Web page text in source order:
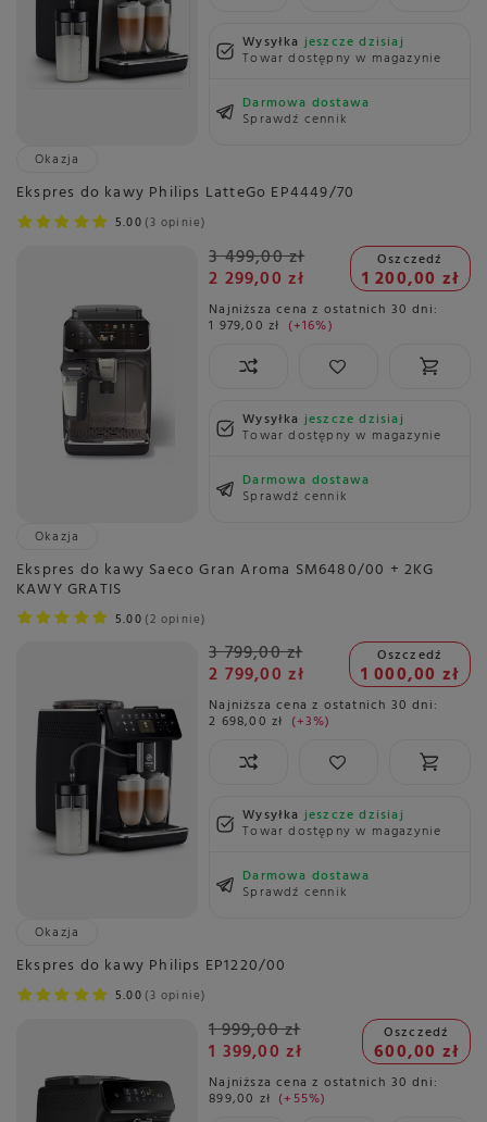
Wysyłkajeszcze dzisiaj
Towar dostępny w magazynie
Darmowa dostawa
Sprawdź cennik
Okazja
Ekspres do kawy Philips LatteGo EP4449/70
5.00 3 opinie
3 499,00 zł
2 299,00 zł
Oszczedź
1 200,00 zł
Najniższa cena z ostatnich 30 dni:
1 979,00 zł +16%
Wysyłkajeszcze dzisiaj
Towar dostępny w magazynie
Darmowa dostawa
Sprawdź cennik
Okazja
Ekspres do kawy Saeco Gran Aroma SM6480/00 + 2KG
KAWY GRATIS
5.00 2 opinie
3 799,00 zł
2 799,00 zł
Oszczedź
1 000,00 zł
Najniższa cena z ostatnich 30 dni:
2 698,00 zł +3%
Wysyłkajeszcze dzisiaj
Towar dostępny w magazynie
Darmowa dostawa
Sprawdź cennik
Okazja
Ekspres do kawy Philips EP1220/00
5.00 3 opinie
1 999,00 zł
1 399,00 zł
Oszczedź
600,00 zł
Najniższa cena z ostatnich 30 dni:
899,00 zł +55%